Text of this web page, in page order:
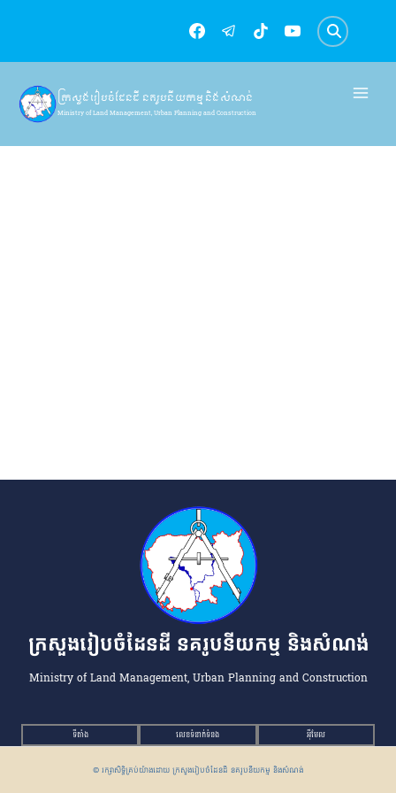
content
ក្រសួងរៀបចំដែនដី នគរូបនីយកម្ម និងសំណង់
Ministry of Land Management, Urban Planning and Construction
ក្រសួងរៀបចំដែនដី នគរូបនីយកម្ម និងសំណង់
Ministry of Land Management, Urban Planning and Construction
ទីតាំង លេខទំនាក់ទំនង អ៉ីមែល
© រក្សាសិទ្ធិគ្រប់យ៉ាងដោយ ក្រសួងរៀបចំដែនដី នគរូបនីយកម្ម និងសំណង់